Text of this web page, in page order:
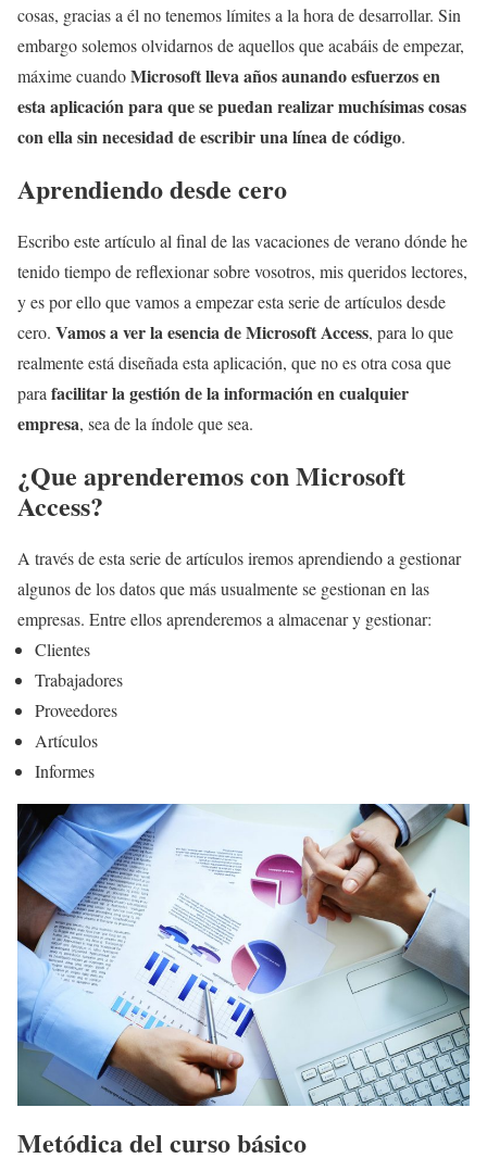
cosas, gracias a él no tenemos límites a la hora de desarrollar. Sin
embargo solemos olvidarnos de aquellos que acabáis de empezar,
máxime cuandoMicrosoft lleva años aunando esfuerzos en
esta aplicación para que se puedan realizar muchísimas cosas
con ella sin necesidad de escribir una línea de código.
Aprendiendo desde cero
Escribo este artículo al final de las vacaciones de verano dónde he
tenido tiempo de reflexionar sobre vosotros, mis queridos lectores,
y es por ello que vamos a empezar esta serie de artículos desde
cero. Vamos a ver la esencia de Microsoft Access, para lo que
realmente está diseñada esta aplicación, que no es otra cosa que
para facilitar la gestión de la información en cualquier
empresa, sea de la índole que sea.
¿Que aprenderemos con Microsoft
Access?
A través de esta serie de artículos iremos aprendiendo a gestionar
algunos de los datos que más usualmente se gestionan en las
empresas. Entre ellos aprenderemos a almacenar y gestionar:
Clientes
Trabajadores
Proveedores
Artículos
Informes
Metódica del curso básico